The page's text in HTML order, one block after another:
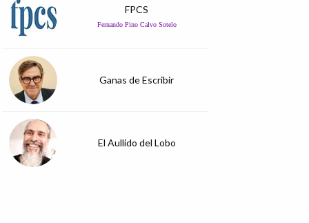
FPCS
Fernando Pino Calvo Sotelo
Ganas de Escribir
El Aullido del Lobo